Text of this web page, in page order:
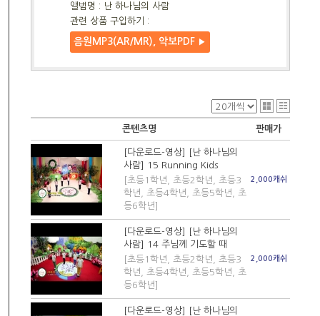
앨범명 : 난 하나님의 사람
관련 상품 구입하기 :
음원MP3(AR/MR), 악보PDF ▶
콘텐츠명 판매가
[다운로드-영상] [난 하나님의
사람] 15 Running Kids
[초등1학년, 초등2학년, 초등3
학년, 초등4학년, 초등5학년, 초
등6학년]
2,000캐쉬
[다운로드-영상] [난 하나님의
사람] 14 주님께 기도할 때
[초등1학년, 초등2학년, 초등3
학년, 초등4학년, 초등5학년, 초
등6학년]
2,000캐쉬
[다운로드-영상] [난 하나님의